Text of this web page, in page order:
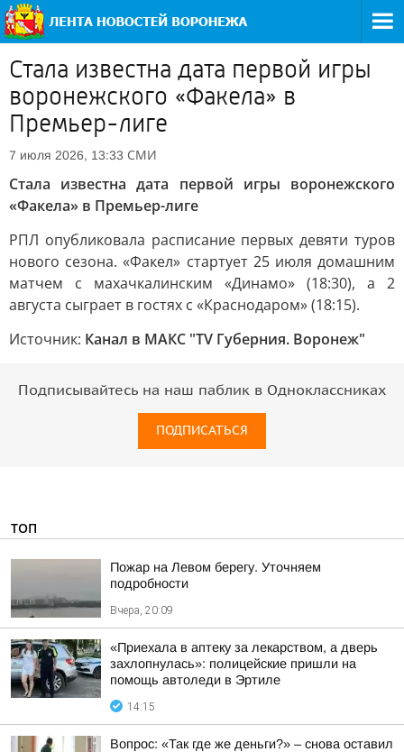
Стала известна дата первой игры
воронежского «Факела» в
Премьер-лиге
7 июля 2026, 13:33 СМИ
Стала известна дата первой игры воронежского
«Факела» в Премьер-лиге
РПЛ опубликовала расписание первых девяти туров
нового сезона. «Факел» стартует 25 июля домашним
матчем с махачкалинским «Динамо» (18:30), а 2
августа сыграет в гостях с «Краснодаром» (18:15).
Источник: Канал в МАКС "TV Губерния. Воронеж"
Подписывайтесь на наш паблик в Одноклассниках
ПОДПИСАТЬСЯ
ТОП
Пожар на Левом берегу. Уточняем
подробности
Вчера, 20:09
«Приехала в аптеку за лекарством, а дверь
захлопнулась»: полицейские пришли на
помощь автоледи в Эртиле
14:15
Вопрос: «Так где же деньги?» – снова оставил